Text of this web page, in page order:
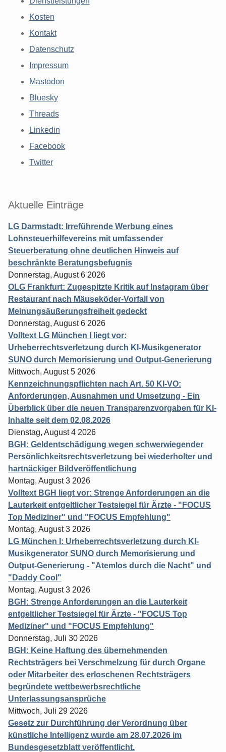
Kosten
Kontakt
Datenschutz
Impressum
Mastodon
Bluesky
Threads
Linkedin
Facebook
Twitter
Aktuelle Einträge
LG Darmstadt: Irreführende Werbung eines
Lohnsteuerhilfevereins mit umfassender
Steuerberatung ohne deutlichen Hinweis auf
beschränkte Beratungsbefugnis
Donnerstag, August 6 2026
OLG Frankfurt: Zugespitzte Kritik auf Instagram über
Restaurant nach Mäuseköder-Vorfall von
Meinungsäußerungsfreiheit gedeckt
Donnerstag, August 6 2026
Volltext LG München I liegt vor:
Urheberrechtsverletzung durch KI-Musikgenerator
SUNO durch Memorisierung und Output-Generierung
Mittwoch, August 5 2026
Kennzeichnungspflichten nach Art. 50 KI-VO:
Anforderungen, Ausnahmen und Umsetzung - Ein
Überblick über die neuen Transparenzvorgaben für KI-
Inhalte seit dem 02.08.2026
Dienstag, August 4 2026
BGH: Geldentschädigung wegen schwerwiegender
Persönlichkeitsrechtsverletzung bei wiederholter und
hartnäckiger Bildveröffentlichung
Montag, August 3 2026
Volltext BGH liegt vor: Strenge Anforderungen an die
Lauterkeit entgeltlicher Testsiegel für Ärzte - "FOCUS
Top Mediziner" und "FOCUS Empfehlung"
Montag, August 3 2026
LG München I: Urheberrechtsverletzung durch KI-
Musikgenerator SUNO durch Memorisierung und
Output-Generierung - "Atemlos durch die Nacht" und
"Daddy Cool"
Montag, August 3 2026
BGH: Strenge Anforderungen an die Lauterkeit
entgeltlicher Testsiegel für Ärzte - "FOCUS Top
Mediziner" und "FOCUS Empfehlung"
Donnerstag, Juli 30 2026
BGH: Keine Haftung des übernehmenden
Rechtsträgers bei Verschmelzung für durch Organe
oder Mitarbeiter des erloschenen Rechtsträgers
begründete wettbewerbsrechtliche
Unterlassungsansprüche
Mittwoch, Juli 29 2026
Gesetz zur Durchführung der Verordnung über
künstliche Intelligenz wurde am 28.07.2026 im
Bundesgesetzblatt veröffentlicht.